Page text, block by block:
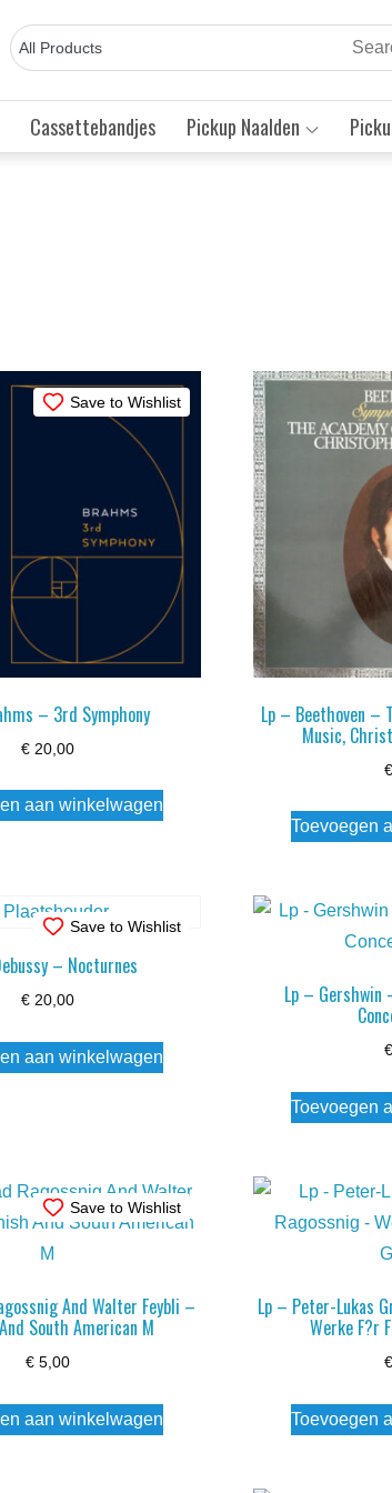
Cassettebandjes Pickup Naalden
Save to Wishlist
– 3rd Symphony
€20,00
aan winkelwagen
Lp – Beethoven –
Music,
€
Toevoegen
Save to Wishlist
– Nocturnes
€20,00
aan winkelwagen
Lp – Gershwin
€
Toevoegen
Save to Wishlist
And Walter Feybli –
South American M
€5,00
aan winkelwagen
Lp – Peter-Lukas
Werke F?r
€
Toevoegen